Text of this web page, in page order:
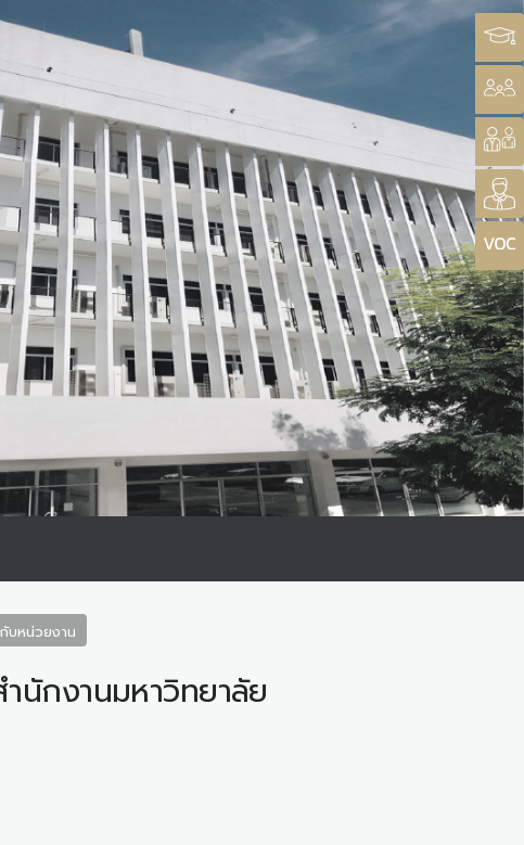
บหน่วยงาน
นักงานมหาวิทยาลัย